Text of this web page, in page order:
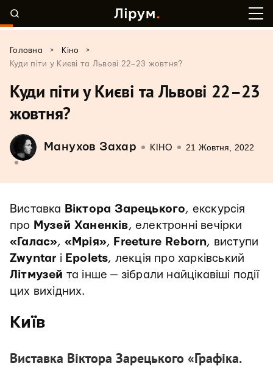
Головна > Кіно
>
Куди піти у Києві та Львові 22–23 жовтня?
Куди піти у Києві та Львові 22–23
жовтня?
Манухов Захар КІНО 21 Жовтня, 2022
Виставка Віктора Зарецького, екскурсія
про Музей Ханенків, електронні вечірки
«Галас», «Мрія», Freeture Reborn, виступи
Zwyntar і Epolets, лекція про харківський
Літмузей та інше — зібрали найцікавіші події
цих вихідних.
Київ
Виставка Віктора Зарецького «Графіка.